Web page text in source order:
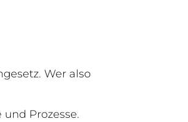
Wer also
Prozesse.